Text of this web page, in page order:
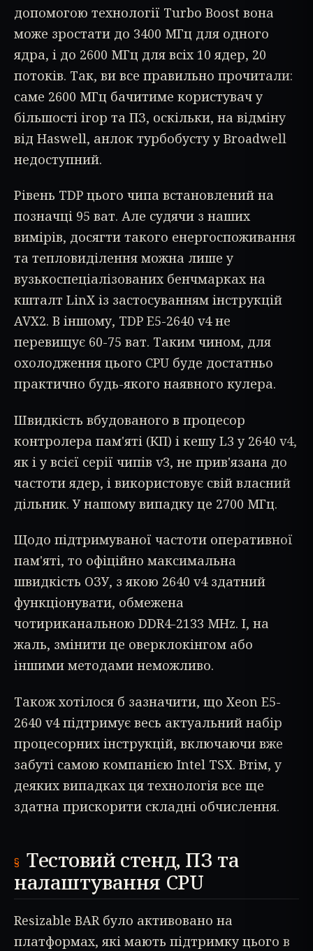
допомогою технології Turbo Boost вона
може зростати до 3400 МГц для одного
ядра, і до 2600 МГц для всіх 10 ядер, 20
потоків. Так, ви все правильно прочитали:
саме 2600 МГц бачитиме користувач у
більшості ігор та ПЗ, оскільки, на відміну
від Haswell, анлок турбобусту у Broadwell
недоступний.
Рівень TDP цього чипа встановлений на
позначці 95 ват. Але судячи з наших
вимірів, досягти такого енергоспоживання
та тепловиділення можна лише у
вузькоспеціалізованих бенчмарках на
кшталт LinX із застосуванням інструкцій
AVX2. В іншому, TDP E5-2640 v4 не
перевищує 60-75 ват. Таким чином, для
охолодження цього CPU буде достатньо
практично будь-якого наявного кулера.
Швидкість вбудованого в процесор
контролера пам'яті (КП) і кешу L3 у 2640 v4,
як і у всієї серії чипів v3, не прив'язана до
частоти ядер, і використовує свій власний
дільник. У нашому випадку це 2700 МГц.
Щодо підтримуваної частоти оперативної
пам'яті, то офіційно максимальна
швидкість ОЗУ, з якою 2640 v4 здатний
функціонувати, обмежена
чотириканальною DDR4-2133 MHz. І, на
жаль, змінити це оверклокінгом або
іншими методами неможливо.
Також хотілося б зазначити, що Xeon E5-
2640 v4 підтримує весь актуальний набір
процесорних інструкцій, включаючи вже
забуті самою компанією Intel TSX. Втім, у
деяких випадках ця технологія все ще
здатна прискорити складні обчислення.
Тестовий стенд, ПЗ та
налаштування CPU
Resizable BAR було активовано на
платформах, які мають підтримку цього в